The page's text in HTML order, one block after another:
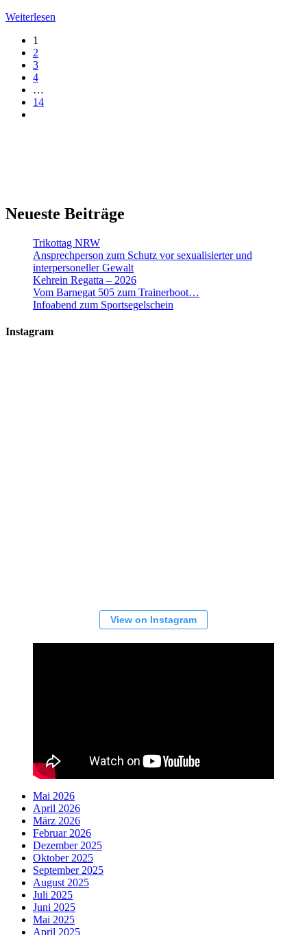
Weiterlesen
1
2
3
4
…
14
Neueste Beiträge
Trikottag NRW
Ansprechperson zum Schutz vor sexualisierter und
interpersoneller Gewalt
Kehrein Regatta – 2026
Vom Barnegat 505 zum Trainerboot…
Infoabend zum Sportsegelschein
Instagram
View on Instagram
Mai 2026
April 2026
März 2026
Februar 2026
Dezember 2025
Oktober 2025
September 2025
August 2025
Juli 2025
Juni 2025
Mai 2025
April 2025